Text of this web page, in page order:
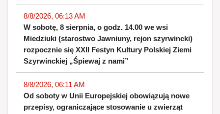
8/8/2026, 06:13 AM
W sobotę, 8 sierpnia, o godz. 14.00 we wsi
Miedziuki (starostwo Jawniuny, rejon szyrwincki)
rozpocznie się XXII Festyn Kultury Polskiej Ziemi
Szyrwinckiej „Śpiewaj z nami”
8/8/2026, 06:11 AM
Od soboty w Unii Europejskiej obowiązują nowe
przepisy, ograniczające stosowanie u zwierząt